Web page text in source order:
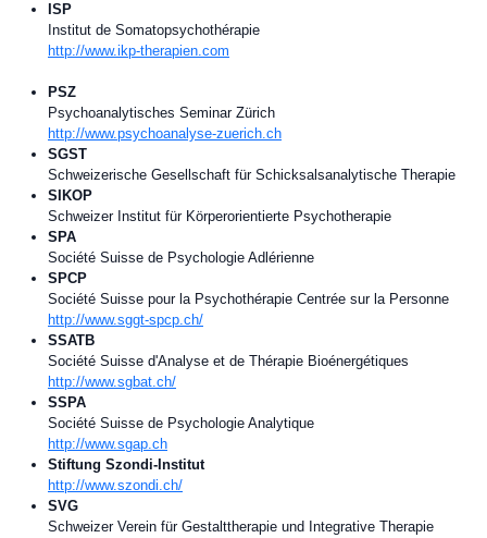
ISP
Institut de Somatopsychothérapie
http://www.ikp-therapien.com
PSZ
Psychoanalytisches Seminar Zürich
http://www.psychoanalyse-zuerich.ch
SGST
Schweizerische Gesellschaft für Schicksalsanalytische Therapie
SIKOP
Schweizer Institut für Körperorientierte Psychotherapie
SPA
Société Suisse de Psychologie Adlérienne
SPCP
Société Suisse pour la Psychothérapie Centrée sur la Personne
http://www.sggt-spcp.ch/
SSATB
Société Suisse d'Analyse et de Thérapie Bioénergétiques
http://www.sgbat.ch/
SSPA
Société Suisse de Psychologie Analytique
http://www.sgap.ch
Stiftung Szondi-Institut
http://www.szondi.ch/
SVG
Schweizer Verein für Gestalttherapie und Integrative Therapie